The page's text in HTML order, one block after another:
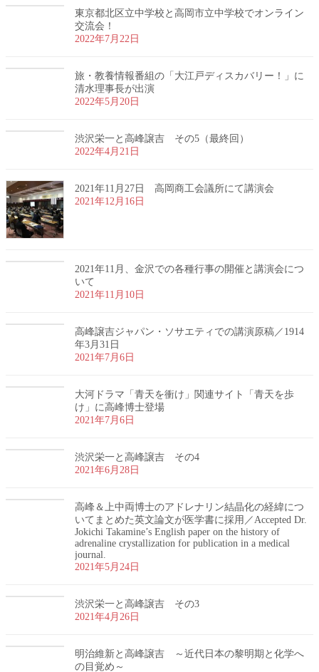
東京都北区立中学校と高岡市立中学校でオンライン
交流会！
2022年7月22日
旅・教養情報番組の「大江戸ディスカバリー！」に
清水理事長が出演
2022年5月20日
渋沢栄一と高峰譲吉 その5（最終回）
2022年4月21日
2021年11月27日 高岡商工会議所にて講演会
2021年12月16日
2021年11月、金沢での各種行事の開催と講演会につ
いて
2021年11月10日
高峰譲吉ジャパン・ソサエティでの講演原稿／1914
年3月31日
2021年7月6日
大河ドラマ「青天を衝け」関連サイト「青天を歩
け」に高峰博士登場
2021年7月6日
渋沢栄一と高峰譲吉 その4
2021年6月28日
高峰＆上中両博士のアドレナリン結晶化の経緯につ
いてまとめた英文論文が医学書に採用／Accepted Dr.
Jokichi Takamine’s English paper on the history of
adrenaline crystallization for publication in a medical
journal.
2021年5月24日
渋沢栄一と高峰譲吉 その3
2021年4月26日
明治維新と高峰譲吉 ～近代日本の黎明期と化学へ
の目覚め～